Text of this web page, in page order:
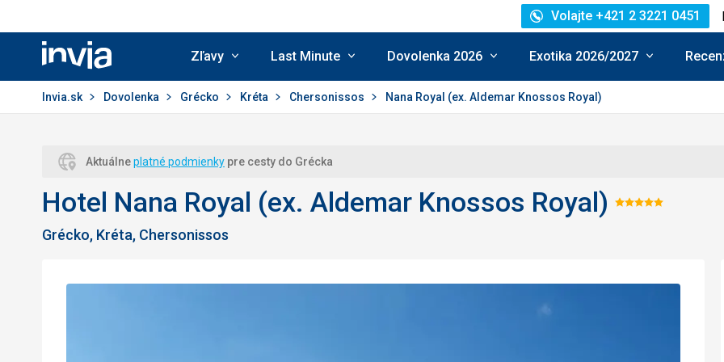
Invia.sk
Volajte +421 2 3221 0451
Zľavy Last Minute Dovolenka 2026 Exotika 2026/2027
Invia.sk Dovolenka Grécko Kréta Chersonissos Nana Royal (ex. Aldemar Knossos Royal)
Aktuálneplatné podmienky pre cesty do Grécka
Hotel Nana Royal (ex. Aldemar Knossos Royal)
Grécko, Kréta, Chersonissos